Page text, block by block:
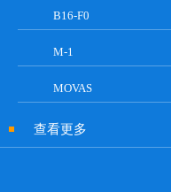
B16-F0
M-1
MOVAS
查看更多